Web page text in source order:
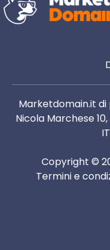
Marketdomain.it di
Nicola Marchese
Copyright ©
Termini e